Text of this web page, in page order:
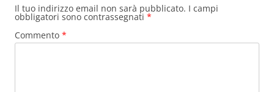
Il tuo indirizzo email non sarà pubblicato. I campi
obbligatori sono contrassegnati *
Commento *